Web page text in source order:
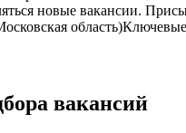
новые вакансии.
область)Ключевые
вакансий